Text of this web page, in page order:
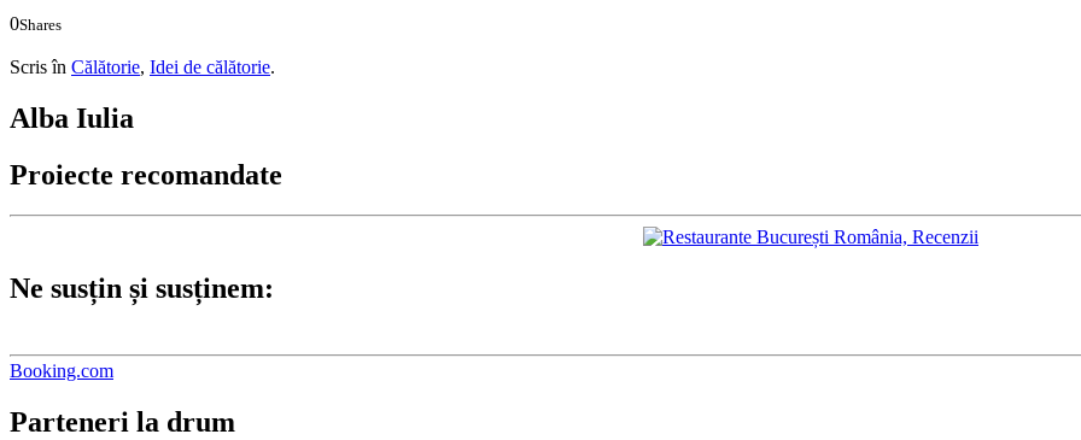
0Shares
Scris în Călătorie, Idei de călătorie.
Alba Iulia
Proiecte recomandate
Ne susțin și susținem:
Booking.com
Parteneri la drum